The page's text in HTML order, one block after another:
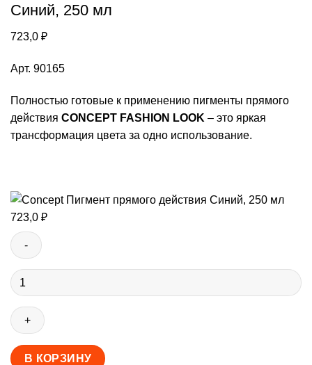
Синий, 250 мл
723,0 ₽
Арт. 90165
Полностью готовые к применению пигменты прямого
действия CONCEPT FASHION LOOK – это яркая
трансформация цвета за одно использование.
723,0 ₽
Количество
товара
Concept
Пигмент
действия
В КОРЗИНУ